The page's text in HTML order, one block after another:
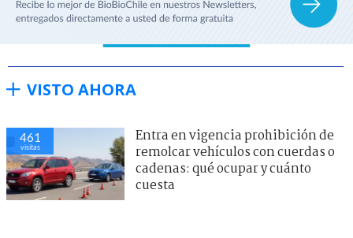
VISTO AHORA
461
visitas
Entra en vigencia prohibición de
remolcar vehículos con cuerdas o
cadenas: qué ocupar y cuánto
cuesta